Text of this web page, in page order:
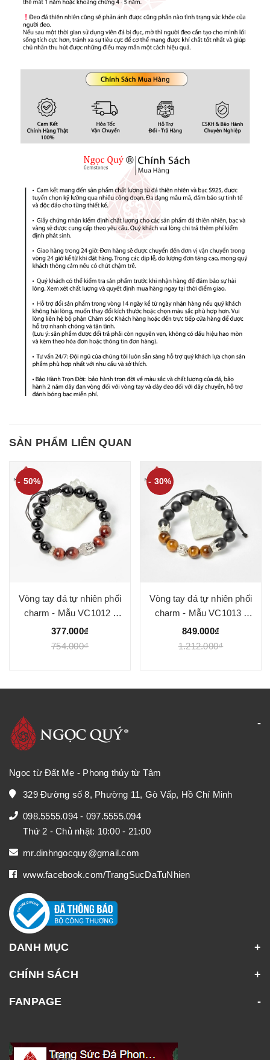
SẢN PHẨM LIÊN QUAN
- 50%
Vòng tay đá tự nhiên phối
charm - Mẫu VC1012 -
Ngọc Quý
377.000₫
754.000₫
- 30%
Vòng tay đá tự nhiên phối
charm - Mẫu VC1013 -
Ngọc Quý
849.000₫
1.212.000₫
Ngọc từ Đất Mẹ - Phong thủy từ Tâm
329 Đường số 8, Phường 11, Gò Vấp, Hồ Chí Minh
098.5555.094 - 097.5555.094
Thứ 2 - Chủ nhật: 10:00 - 21:00
mr.dinhngocquy@gmail.com
www.facebook.com/TrangSucDaTuNhien
DANH MỤC
CHÍNH SÁCH
FANPAGE